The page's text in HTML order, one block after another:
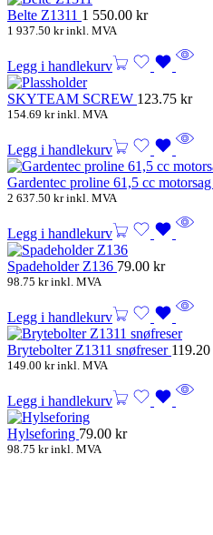
Belte Z1311 1 550.00 kr
1 937.50 krinkl. MVA
Legg i handlekurv
SKYTEAM SCREW 123.75 kr
154.69 krinkl. MVA
Legg i handlekurv
Gardentec proline 61,5 cc
2 637.50 krinkl. MVA
Legg i handlekurv
Spadeholder Z136 79.00 kr
98.75 krinkl. MVA
Legg i handlekurv
Brytebolter Z1311 snøfreser 119.20
149.00 krinkl. MVA
Legg i handlekurv
Hylseforing 79.00 kr
98.75 krinkl. MVA